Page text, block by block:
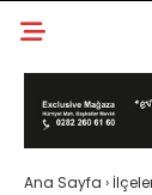
Ana Sayfa ›